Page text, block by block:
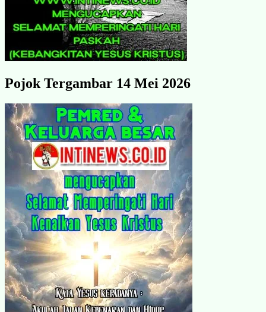
Pojok Tergambar 14 Mei 2026